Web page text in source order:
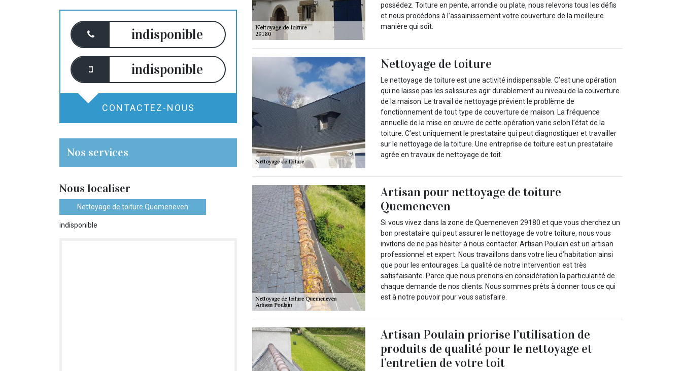
indisponible
indisponible
CONTACTEZ-NOUS
Nos services
Nous localiser
Nettoyage de toiture Quemeneven
indisponible
possédez. Toiture en pente, arrondie ou plate, nous relevons tous les défis
et nous procédons à l’assainissement votre couverture de la meilleure
manière qui soit.
Nettoyage de toiture
Le nettoyage de toiture est une activité indispensable. C’est une opération
qui ne laisse pas les salissures agir durablement au niveau de la couverture
de la maison. Le travail de nettoyage prévient le problème de
fonctionnement de tout type de couverture de maison. La fréquence
annuelle de la mise en œuvre de cette opération varie selon l’état de la
toiture. C’est uniquement le prestataire qui peut diagnostiquer et travailler
sur le nettoyage de la toiture. Une entreprise de toiture est un prestataire
agrée en travaux de nettoyage de toit.
Artisan pour nettoyage de toiture
Quemeneven
Si vous vivez dans la zone de Quemeneven 29180 et que vous cherchez un
bon prestataire qui peut assurer le nettoyage de votre toiture, nous vous
invitons de ne pas hésiter à nous contacter. Artisan Poulain est un artisan
professionnel et expert. Nous travaillons dans votre lieu d’habitation ainsi
que pour les entourages. La qualité de notre intervention est très
satisfaisante. Parce que nous prenons en considération la particularité de
chaque demande de nos clients. Nous sommes prêts à donner tous ce qui
est à notre pouvoir pour vous satisfaire.
Artisan Poulain priorise l’utilisation de
produits de qualité pour le nettoyage et
l’entretien de votre toit